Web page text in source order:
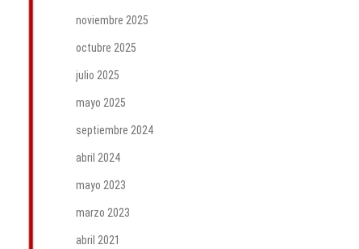
noviembre 2025
octubre 2025
julio 2025
mayo 2025
septiembre 2024
abril 2024
mayo 2023
marzo 2023
abril 2021